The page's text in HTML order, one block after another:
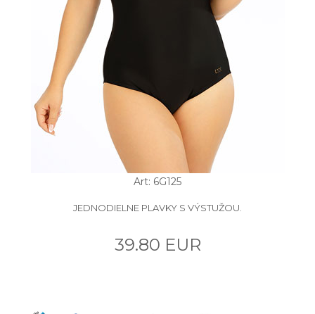
Art: 6G125
JEDNODIELNE PLAVKY S VÝSTUŽOU.
39.80 EUR